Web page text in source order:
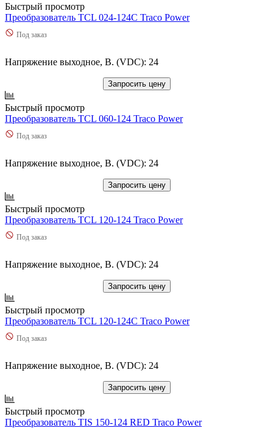
Быстрый просмотр
Преобразователь TCL 024-124C Traco Power
Под заказ
Напряжение выходное, В. (VDC): 24
Запросить цену
Быстрый просмотр
Преобразователь TCL 060-124 Traco Power
Под заказ
Напряжение выходное, В. (VDC): 24
Запросить цену
Быстрый просмотр
Преобразователь TCL 120-124 Traco Power
Под заказ
Напряжение выходное, В. (VDC): 24
Запросить цену
Быстрый просмотр
Преобразователь TCL 120-124C Traco Power
Под заказ
Напряжение выходное, В. (VDC): 24
Запросить цену
Быстрый просмотр
Преобразователь TIS 150-124 RED Traco Power